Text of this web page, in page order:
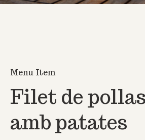
Menu Item
Filet de
amb patates